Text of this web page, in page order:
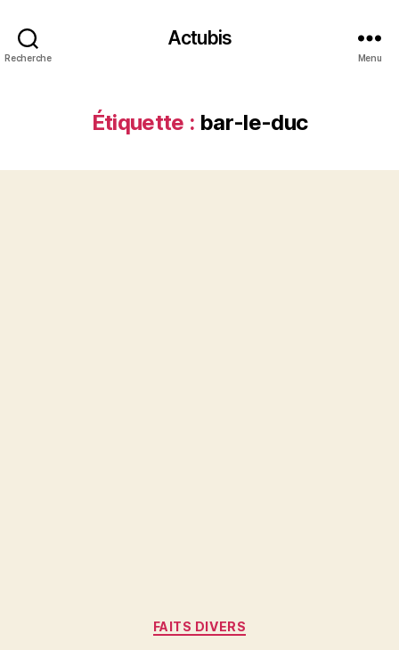
Recherche
Actubis
Menu
Étiquette : bar-le-duc
Catégories
FAITS DIVERS